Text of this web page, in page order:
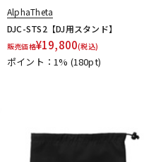
AlphaTheta
DJC-STS2【DJ用スタンド】
販売価格¥19,800(税込)
ポイント：1% (180pt)